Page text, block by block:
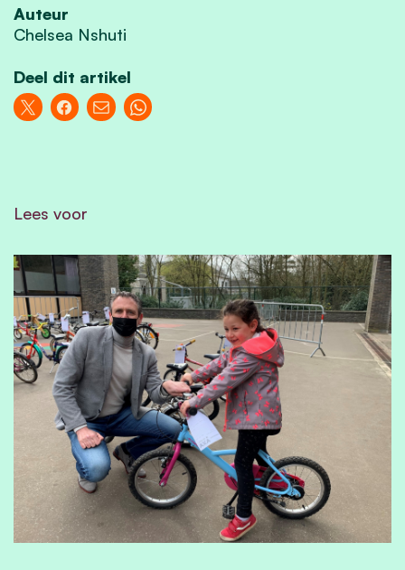
Auteur
Chelsea Nshuti
Deel dit artikel
Lees voor